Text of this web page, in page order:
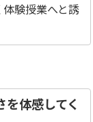
験授業へと誘
体感してく